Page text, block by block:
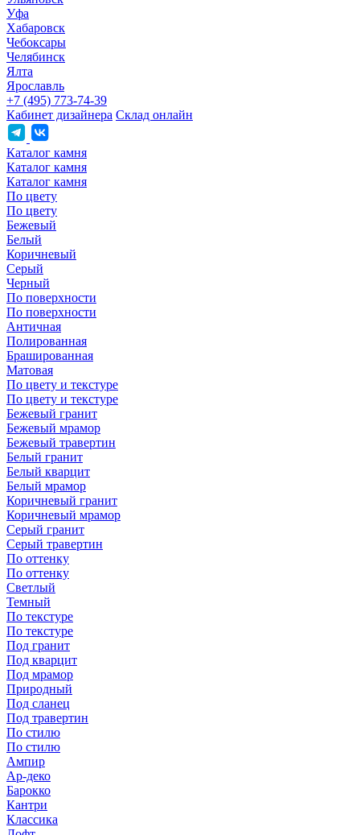
Уфа
Хабаровск
Чебоксары
Челябинск
Ялта
Ярославль
+7 (495) 773-74-39
Кабинет дизайнера Склад онлайн
Каталог камня
Каталог камня
Каталог камня
По цвету
По цвету
Бежевый
Белый
Коричневый
Серый
Черный
По поверхности
По поверхности
Античная
Полированная
Брашированная
Матовая
По цвету и текстуре
По цвету и текстуре
Бежевый гранит
Бежевый мрамор
Бежевый травертин
Белый гранит
Белый кварцит
Белый мрамор
Коричневый гранит
Коричневый мрамор
Серый гранит
Серый травертин
По оттенку
По оттенку
Светлый
Темный
По текстуре
По текстуре
Под гранит
Под кварцит
Под мрамор
Природный
Под сланец
Под травертин
По стилю
По стилю
Ампир
Ар-деко
Барокко
Кантри
Классика